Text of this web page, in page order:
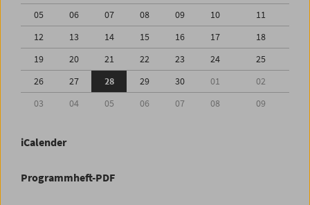
05
06 07 08 09 10
11
12
13 14 15 16 17
18
19
20 21 22 23 24
25
26
27 28 29 30 01
02
03
04 05 06 07 08 09
iCalender
Programmheft-PDF